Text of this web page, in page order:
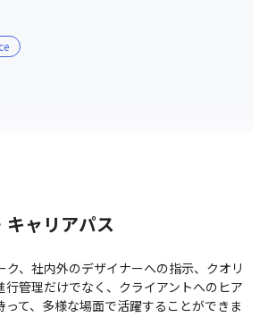
たいと考えています
率は１００％です
なく、仕事をする環境そのものも、割
ャリアパス
ク、社内外のデザイナーへの指示、クオリ
行管理だけでなく、クライアントへのヒア
って、多様な場面で活躍することができま